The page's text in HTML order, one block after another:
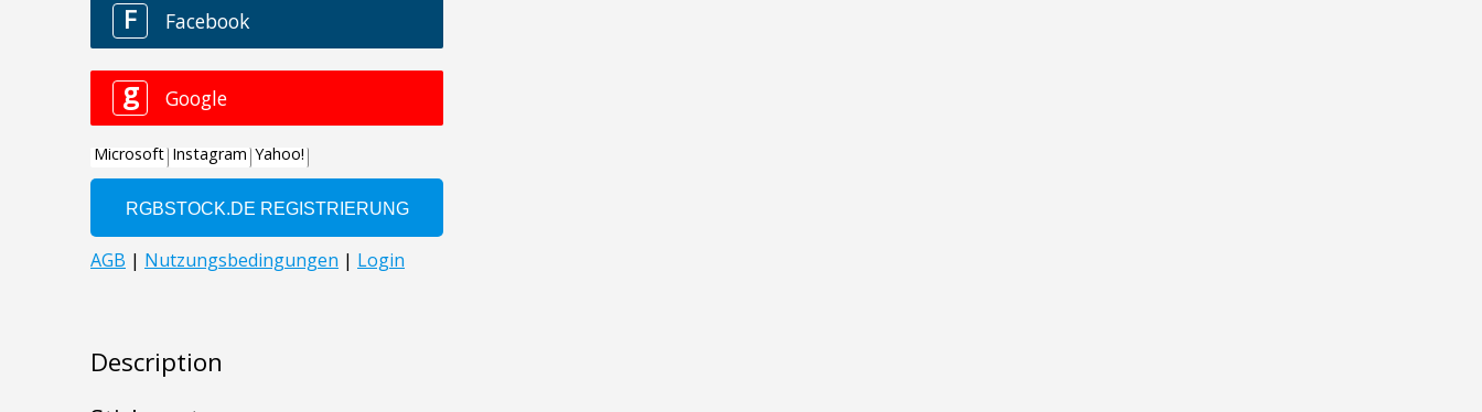
Description